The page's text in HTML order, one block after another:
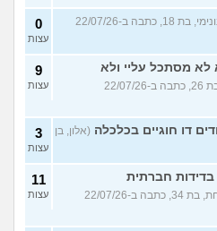
(אנונימי, בת 18, כתבה ב-22/07/26
0
עצות
לא מסתכל עליי ולא
(כינוי, בת 26, כתבה ב-22/07/26
9
עצות
דו חוגיים בכלכלה (אלון, בן
3
עצות
חברתית
(אחת, בת 34, כתבה ב-22/07/26
11
עצות